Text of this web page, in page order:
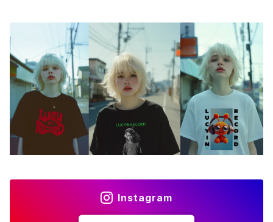
アクセサリー
バッグ
アートワーク
フォトカード
ライフスタイル
Instagram